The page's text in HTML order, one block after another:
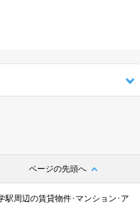
ページの先頭へ
駅周辺の賃貸物件･マンション･ア